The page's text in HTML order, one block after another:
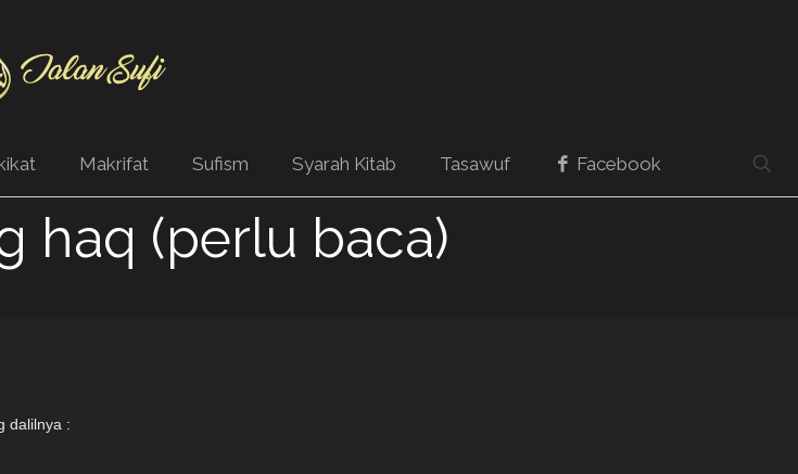
Makrifat Sufism Syarah Kitab Tasawuf Facebook
haq (perlu baca)
dalilnya :